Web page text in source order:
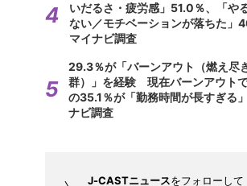
いだるさ・疲労感」51.0％、「や
ない／モチベーションが落ちた
マイナビ調査
29.3％が「バーンアウト（燃え尽
群）」を経験 現在バーンアウト
の35.1％が「勤務時間が長すぎる
ナビ調査
J-CASTニュースをフォローして